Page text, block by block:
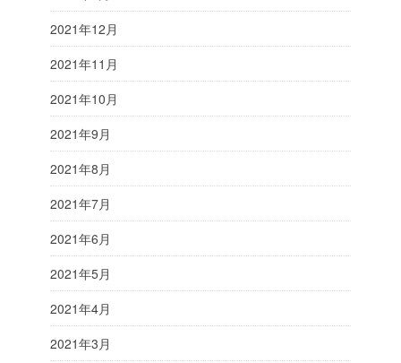
2021年12月
2021年11月
2021年10月
2021年9月
2021年8月
2021年7月
2021年6月
2021年5月
2021年4月
2021年3月